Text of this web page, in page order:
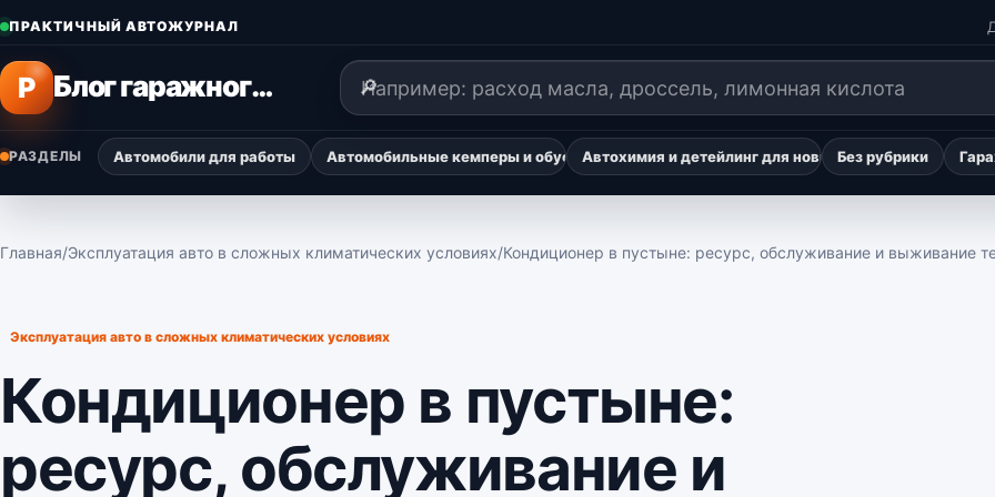
Перейти к содержимому
ПРАКТИЧНЫЙ АВТОЖУРНАЛ
P Блог гаражного мастера Поиск
РАЗДЕЛЫ Автомобили для работы Автомобильные кемперы и обустройство авто для путешествий
Автохимия и детейлинг для новичковБез рубрики
Главная/Эксплуатация авто в сложных климатических условиях/Кондиционер в пустыне: ресурс, обслуживание и выживание
Эксплуатация авто в сложных климатических условиях
Кондиционер в пустыне:
ресурс, обслуживание и